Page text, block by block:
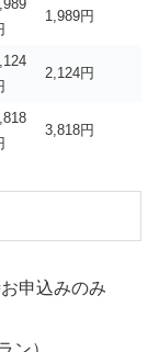
1,989円
2,124円
3,818円
申込みのみ